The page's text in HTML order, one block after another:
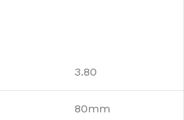
3.80
80mm